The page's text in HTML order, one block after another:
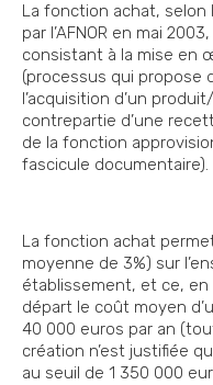
La fonction achat, selon
par l’AFNOR en mai
consistant à la mise en
(processus qui propose
l’acquisition d’un
contrepartie d’une
de la fonction
fascicule documentaire).
La fonction achat
moyenne de 3%) sur
établissement, et ce,
départ le coût moyen
40 000 euros par an
création n’est justifiée
au seuil de 1 350 000